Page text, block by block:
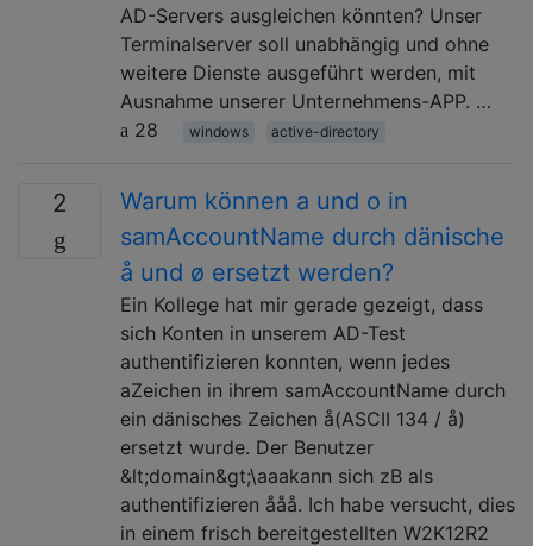
AD-Servers ausgleichen könnten? Unser
Terminalserver soll unabhängig und ohne
weitere Dienste ausgeführt werden, mit
Ausnahme unserer Unternehmens-APP. …
28
windows active-directory
2
Warum können a und o in
samAccountName durch dänische
å und ø ersetzt werden?
Ein Kollege hat mir gerade gezeigt, dass
sich Konten in unserem AD-Test
authentifizieren konnten, wenn jedes
aZeichen in ihrem samAccountName durch
ein dänisches Zeichen å(ASCII 134 / å)
ersetzt wurde. Der Benutzer
&lt;domain&gt;\aaakann sich zB als
authentifizieren ååå. Ich habe versucht, dies
in einem frisch bereitgestellten W2K12R2